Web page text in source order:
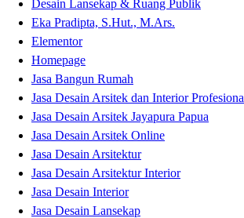
Desain Lansekap & Ruang Publik
Eka Pradipta, S.Hut., M.Ars.
Elementor
Homepage
Jasa Bangun Rumah
Jasa Desain Arsitek dan Interior
Jasa Desain Arsitek Jayapura Papua
Jasa Desain Arsitek Online
Jasa Desain Arsitektur
Jasa Desain Arsitektur Interior
Jasa Desain Interior
Jasa Desain Lansekap